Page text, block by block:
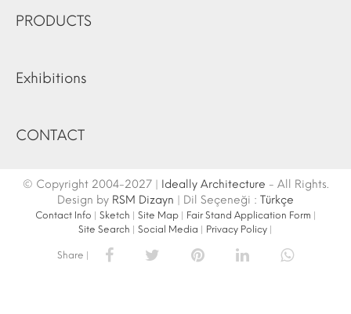
PRODUCTS
Exhibitions
CONTACT
© Copyright 2004-2027 | Ideally Architecture - All Rights.
Design by RSM Dizayn | Dil Seçeneği : Türkçe
Contact Info Sketch Site Map| Fair Stand Application Form
Site Search
Social Media Privacy Policy
Share |